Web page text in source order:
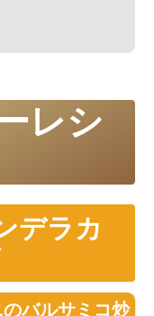
レシ
デラカ
バルサミコ炒